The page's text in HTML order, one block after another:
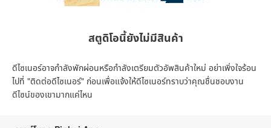
สตูดิโอนี้ยังไม่มีสินค้า
ดีไซเนอร์อาจกำลังพักผ่อนหรือกำลังเตรียมตัวอัพสินค้าใหม่ อย่าเพิ่งใจร้อน
ไปที่ "ติดต่อดีไซเนอร์" ก่อนเพื่อแจ้งให้ดีไซเนอร์ทราบว่าคุณชื่นชอบงาน
ดีไซน์ของเขามากแค่ไหน